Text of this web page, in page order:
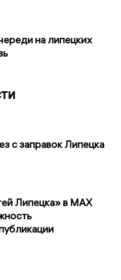
на липецких
с заправок Липецка
Липецка» в MAX